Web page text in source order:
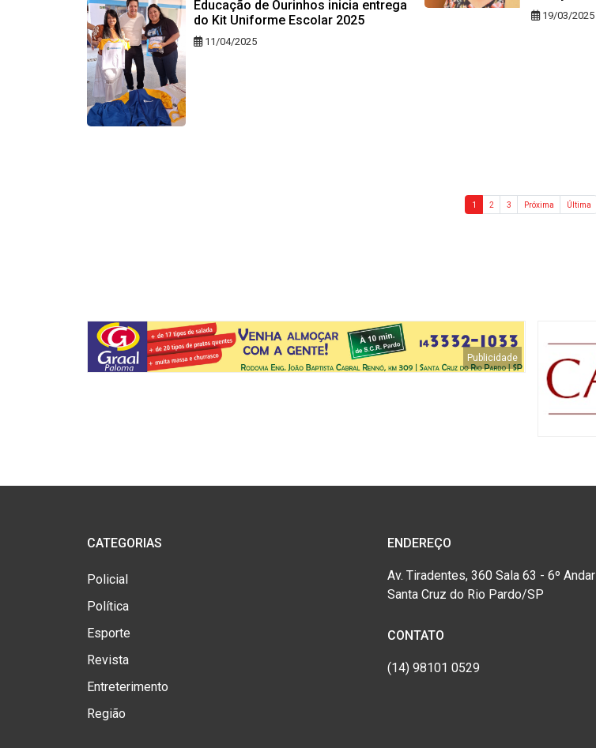
Educação de Ourinhos inicia entrega
do Kit Uniforme Escolar 2025
11/04/2025
19/03/2025
1 2 3 Próxima Última
CATEGORIAS
Policial
Política
Esporte
Revista
Entreterimento
Região
ENDEREÇO
Av. Tiradentes, 360 Sala 63 - 6º Andar
Santa Cruz do Rio Pardo/SP
CONTATO
(14) 98101 0529